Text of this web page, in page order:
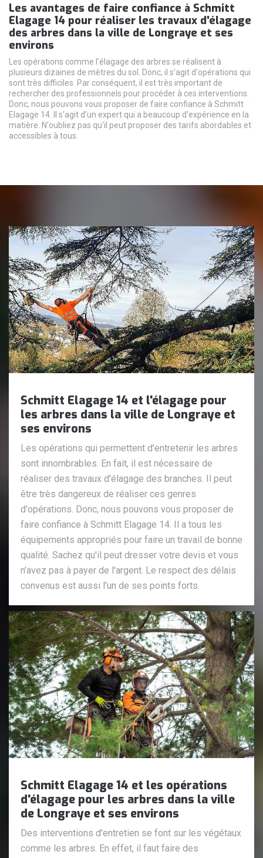
Les avantages de faire confiance à Schmitt
Elagage 14 pour réaliser les travaux d'élagage
des arbres dans la ville de Longraye et ses
environs
Les opérations comme l'élagage des arbres se réalisent à
plusieurs dizaines de mètres du sol. Donc, il s'agit d'opérations qui
sont très difficiles. Par conséquent, il est très important de
rechercher des professionnels pour procéder à ces interventions.
Donc, nous pouvons vous proposer de faire confiance à Schmitt
Elagage 14. Il s'agit d'un expert qui a beaucoup d'expérience en la
matière. N'oubliez pas qu'il peut proposer des tarifs abordables et
accessibles à tous.
Schmitt Elagage 14 et l'élagage pour
les arbres dans la ville de Longraye et
ses environs
Les opérations qui permettent d'entretenir les arbres
sont innombrables. En fait, il est nécessaire de
réaliser des travaux d'élagage des branches. Il peut
être très dangereux de réaliser ces genres
d'opérations. Donc, nous pouvons vous proposer de
faire confiance à Schmitt Elagage 14. Il a tous les
équipements appropriés pour faire un travail de bonne
qualité. Sachez qu'il peut dresser votre devis et vous
n'avez pas à payer de l'argent. Le respect des délais
convenus est aussi l'un de ses points forts.
Schmitt Elagage 14 et les opérations
d'élagage pour les arbres dans la ville
de Longraye et ses environs
Des interventions d'entretien se font sur les végétaux
comme les arbres. En effet, il faut faire des